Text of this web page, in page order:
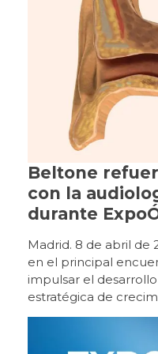
Beltone
con la
durante
Madrid. 8 de abril de
en el principal
impulsar el
estratégica de
empresarial. Beltone participa un año más en
profesional del